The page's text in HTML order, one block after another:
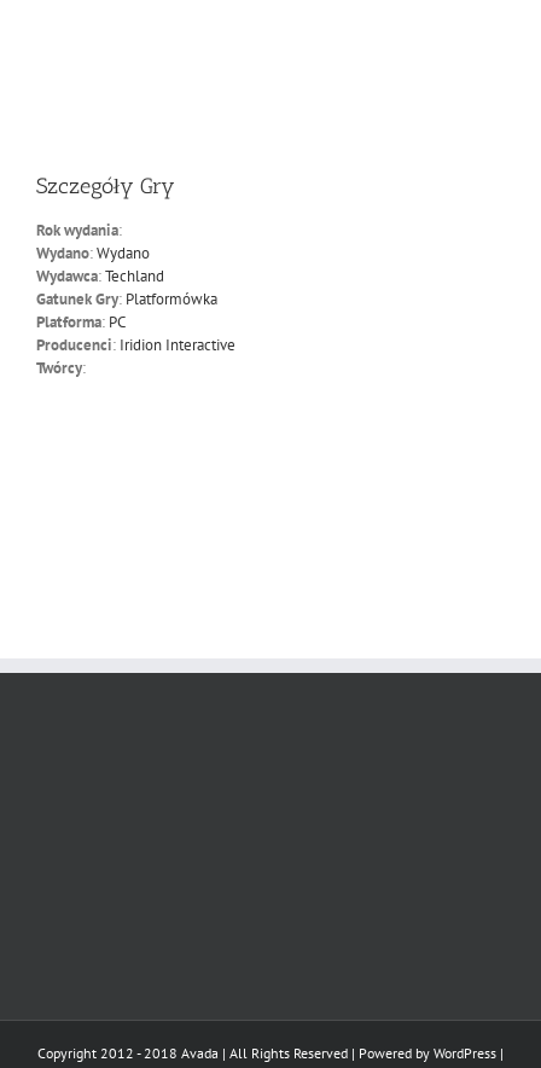
Szczegóły Gry
Rok wydania:
Wydano:Wydano
Wydawca:Techland
Gatunek Gry: Platformówka
Platforma: PC
Producenci: Iridion Interactive
Twórcy:
Copyright 2012 - 2018 Avada | All Rights Reserved | Powered by WordPress |